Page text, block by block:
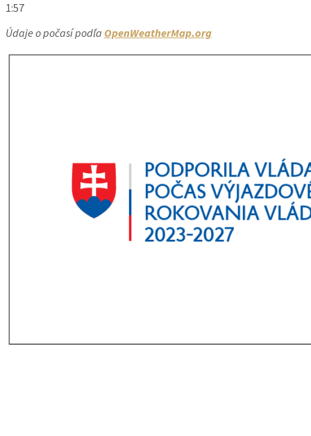
1:57
Údaje o počasí podľa OpenWeatherMap.org